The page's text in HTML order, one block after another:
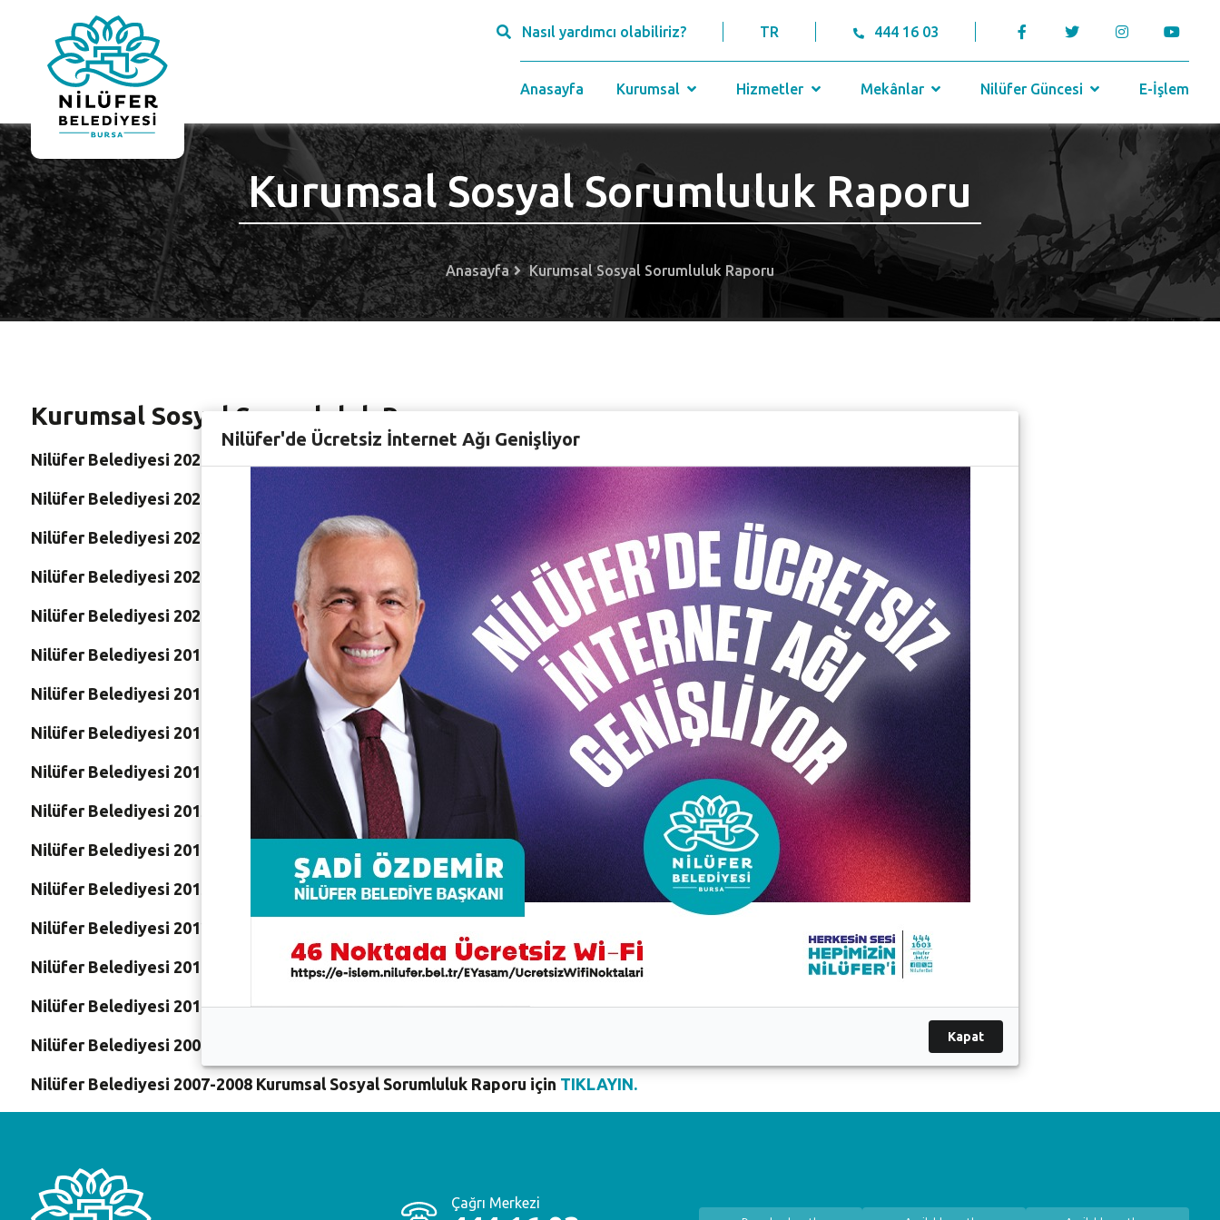
Nasıl yardımcı olabiliriz? TR 444 16 03
Anasayfa Kurumsal Hizmetler Mekânlar Nilüfer Güncesi E-İşlem
Kurumsal Sosyal Sorumluluk Raporu
Anasayfa Kurumsal Sosyal Sorumluluk Raporu
Kurumsal Sosyal Sorumluluk Raporu
Nilüfer Belediyesi 2024 Kurumsal Sosyal Sorumluluk Raporu için
Nilüfer Belediyesi 2023 Kurumsal Sosyal Sorumluluk Raporu için TIKLAYIN.
Nilüfer Belediyesi 2022 Kurumsal Sosyal Sorumluluk Raporu için TIKLAYIN.
Nilüfer Belediyesi 2021 Kurumsal Sosyal Sorumluluk Raporu için TIKLAYIN.
Nilüfer Belediyesi 2020 Kurumsal Sosyal Sorumluluk Raporu içinTIKLAYIN.
Nilüfer Belediyesi 2019 Kurumsal Sosyal Sorumluluk Raporu içinTIKLAYIN.
Nilüfer Belediyesi 2018 Kurumsal Sosyal Sorumluluk Raporu için TIKLAYIN.
Nilüfer Belediyesi 2017 Kurumsal Sosyal Sorumluluk Raporu için TIKLAYIN.
Nilüfer Belediyesi 2016 Kurumsal Sosyal Sorumluluk Raporu için TIKLAYIN.
Nilüfer Belediyesi 2015 Kurumsal Sosyal Sorumluluk Raporu için TIKLAYIN.
Nilüfer Belediyesi 2014 Kurumsal Sosyal Sorumluluk Raporu içinTIKLAYIN.
Nilüfer Belediyesi 2013 Kurumsal Sosyal Sorumluluk Raporu için
Nilüfer Belediyesi 2012 Kurumsal Sosyal Sorumluluk Raporu için
Nilüfer Belediyesi 2011 Kurumsal Sosyal Sorumluluk Raporu içinTIKLAYIN.
Nilüfer Belediyesi 2010 Kurumsal Sosyal Sorumluluk Raporu içinTIKLAYIN.
Nilüfer Belediyesi 2009 Kurumsal Sosyal Sorumluluk Raporu için
Nilüfer Belediyesi 2007-2008 Kurumsal Sosyal Sorumluluk Raporu için TIKLAYIN.
Çağrı Merkezi
Nilüfer'de Ücretsiz İnternet Ağı Genişliyor
Kapat